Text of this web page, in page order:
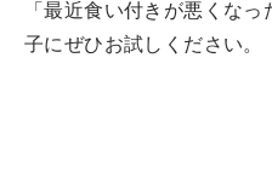
「最近食い付きが悪くな
子にぜひお試しください。